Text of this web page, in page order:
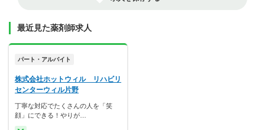
最近見た薬剤師求人
パート・アルバイト
株式会社ホットウィル リハビリ
センターウィル片野
丁寧な対応でたくさんの人を「笑
顔」にできる！やりが…